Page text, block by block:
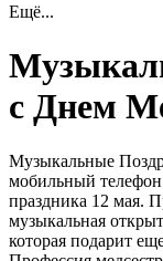
Ещё...
с Днем
Музыкальные
мобильный
праздника 12 мая.
музыкальная
которая подарит